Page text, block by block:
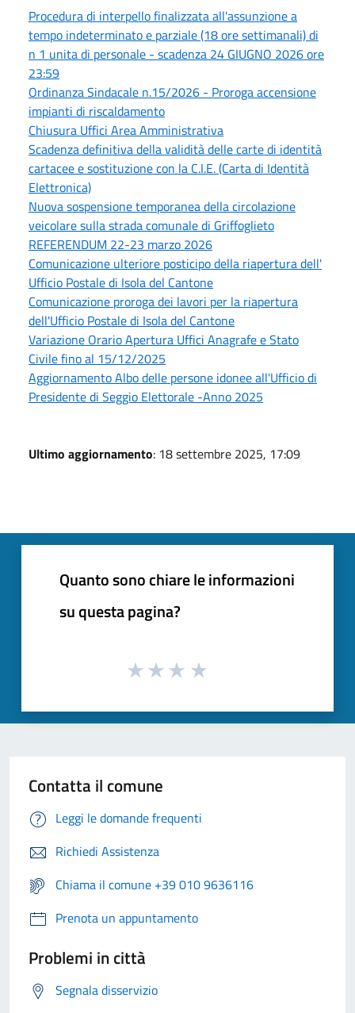
Procedura di interpello finalizzata all'assunzione a
tempo indeterminato e parziale (18 ore settimanali) di
n 1 unita di personale - scadenza 24 GIUGNO 2026 ore
23:59
Ordinanza Sindacale n.15/2026 - Proroga accensione
impianti di riscaldamento
Chiusura Uffici Area Amministrativa
Scadenza definitiva della validità delle carte di identità
cartacee e sostituzione con la C.I.E. (Carta di Identità
Elettronica)
Nuova sospensione temporanea della circolazione
veicolare sulla strada comunale di Griffoglieto
REFERENDUM 22-23 marzo 2026
Comunicazione ulteriore posticipo della riapertura dell'
Ufficio Postale di Isola del Cantone
Comunicazione proroga dei lavori per la riapertura
dell'Ufficio Postale di Isola del Cantone
Variazione Orario Apertura Uffici Anagrafe e Stato
Civile fino al 15/12/2025
Aggiornamento Albo delle persone idonee all'Ufficio di
Presidente di Seggio Elettorale -Anno 2025
Ultimo aggiornamento: 18 settembre 2025, 17:09
Quanto sono chiare le informazioni
su questa pagina?
Contatta il comune
Leggi le domande frequenti
Richiedi Assistenza
Chiama il comune +39 010 9636116
Prenota un appuntamento
Problemi in città
Segnala disservizio